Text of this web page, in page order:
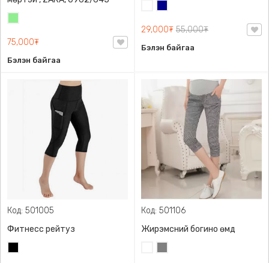
75,000₮
Бэлэн байгаа
29,000₮ 55,000₮
Бэлэн байгаа
Код: 501005
Фитнесс рейтуз
Код: 501106
Жирэмсний богино өмд